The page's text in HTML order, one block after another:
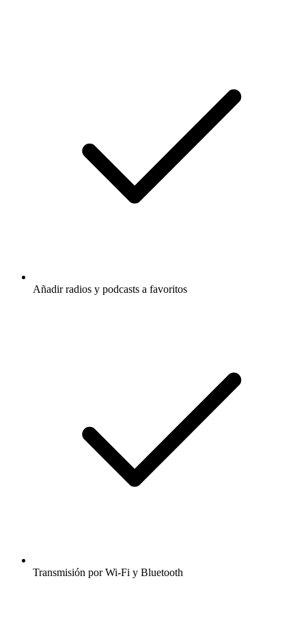
Añadir radios y podcasts a favoritos
Transmisión por Wi-Fi y Bluetooth